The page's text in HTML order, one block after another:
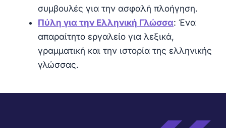
συμβουλές για την ασφαλή πλοήγηση.
Πύλη για την Ελληνική Γλώσσα: Ένα
απαραίτητο εργαλείο για λεξικά,
γραμματική και την ιστορία της ελληνικής
γλώσσας.